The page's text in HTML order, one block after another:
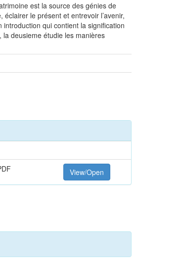
est la source des génies de
le présent et entrevoir l’avenir,
introduction qui contient la signification
deusieme étudie les manières
View/Open